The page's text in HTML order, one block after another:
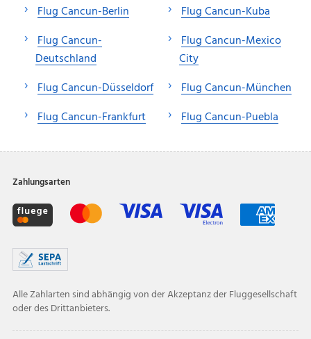
Flug Cancun-Berlin
Flug Cancun-
Deutschland
Flug Cancun-Düsseldorf
Flug Cancun-Frankfurt
Flug Cancun-Kuba
Flug Cancun-Mexico
City
Flug Cancun-München
Flug Cancun-Puebla